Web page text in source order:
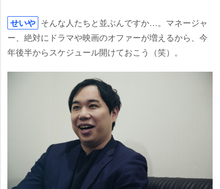
せい そんな人たちと並ぶんですか…。マネージャ
ー、絶対にドラマや映画のオファーが増えるから、今
年後半からスケジュール開けておこう（笑）。